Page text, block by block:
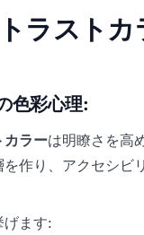
ラストカ
色彩心理:
カラーは明瞭さを高
作り、アクセシビ
げます: